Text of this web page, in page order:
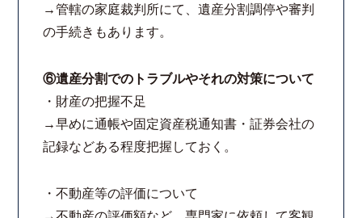
→管轄の家庭裁判所にて、遺産分割調停や審判
の手続きもあります。
⑥遺産分割でのトラブルやそれの対策について
・財産の把握不足
→早めに通帳や固定資産税通知書・証券会社の
記録などある程度把握しておく。
・不動産等の評価について